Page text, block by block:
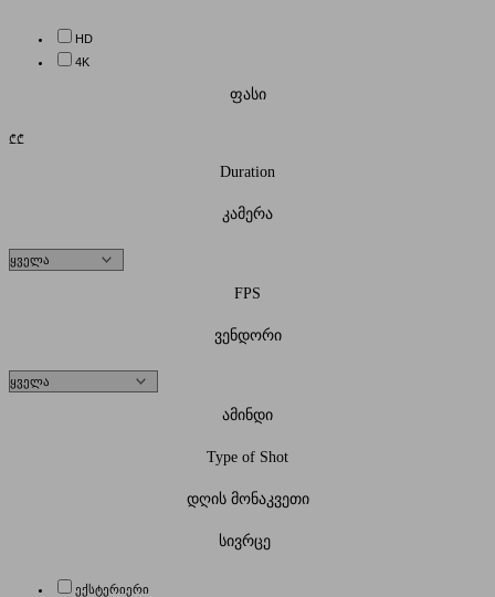
HD
4K
ფასი
₾₾
Duration
კამერა
FPS
ვენდორი
ამინდი
Type of Shot
დღის მონაკვეთი
სივრცე
ექსტერიერი